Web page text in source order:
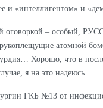
и «интеллигентом» и
– особый,
атомной
Хорошо, что в
я на это надеюсь.
ГКБ №13 от